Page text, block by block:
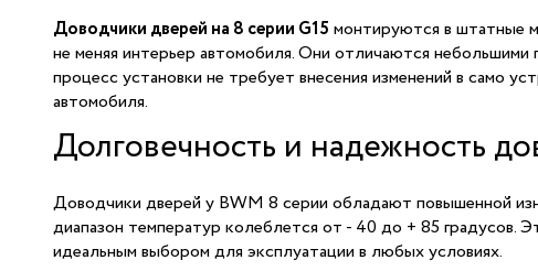
Доводчики дверей на 8 серии G15 монтируются в штатные
не меняя интерьер автомобиля. Они отличаются небольшими
процесс установки не требует внесения изменений в само
автомобиля.
Долговечность и надежность
Доводчики дверей у BWM 8 серии обладают повышенной
диапазон температур колеблется от - 40 до + 85 градусов.
идеальным выбором для эксплуатации в любых условиях.